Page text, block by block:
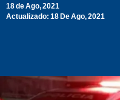
18 de Ago, 2021
Actualizado: 18 De Ago, 2021